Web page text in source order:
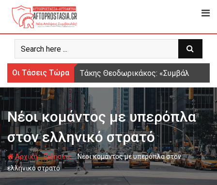
Ψάχνω
για...
Οι Τάσεις Τώρα Τάκης Θεοδωρικάκος: «Συμβάλλουμε
Νέοι κομάντος με υπερόπλα
στον ελληνικό στρατό
Αρχική-Ειδήσεις-Νέοι κομάντος με υπερόπλα στον
ελληνικό στρατό